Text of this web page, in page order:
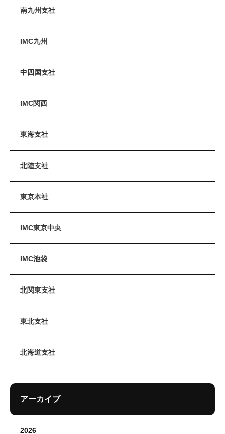
南九州支社
IMC九州
中四国支社
IMC関西
東海支社
北陸支社
東京本社
IMC東京中央
IMC池袋
北関東支社
東北支社
北海道支社
アーカイブ
2026